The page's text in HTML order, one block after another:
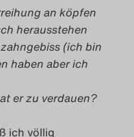
Blog
Blog
an köpfen
herausstehen
(ich bin
haben aberich
er zu verdauen?
ich völlig